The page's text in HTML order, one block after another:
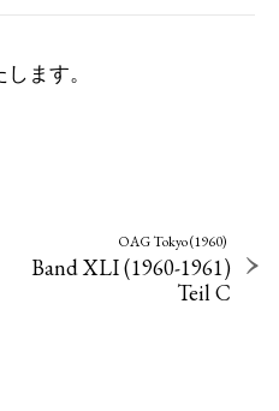
ます。
OAG Tokyo (1960)
Band XLI (1960-1961)
Teil C